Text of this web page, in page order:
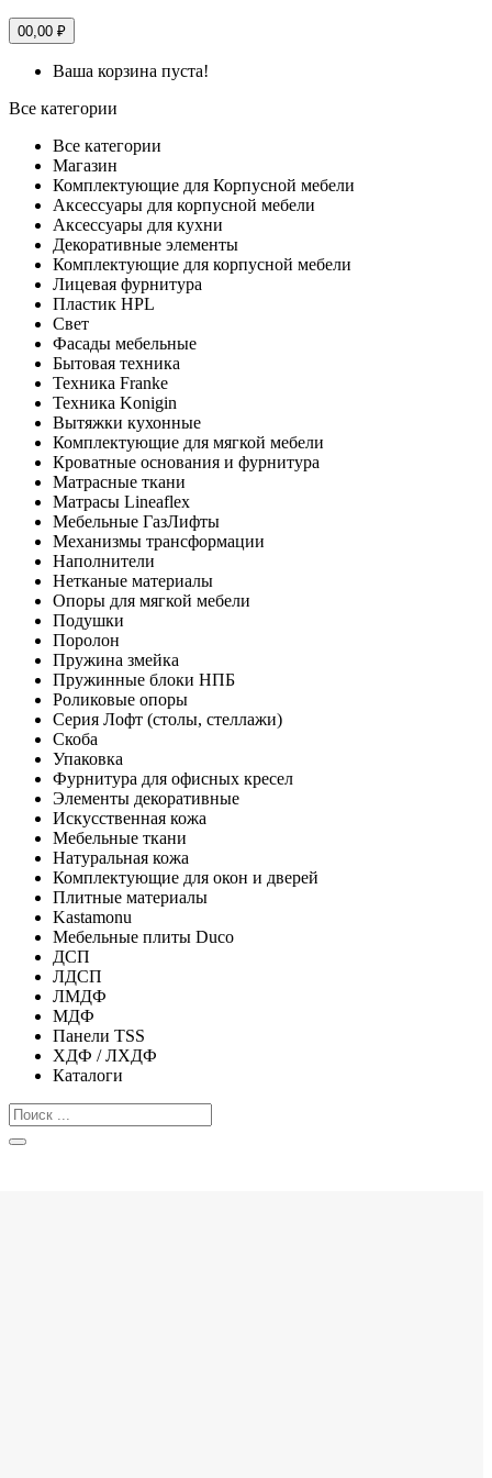
00,00 ₽
Ваша корзина пуста!
Все категории
Все категории
Магазин
Комплектующие для Корпусной мебели
Аксессуары для корпусной мебели
Аксессуары для кухни
Декоративные элементы
Комплектующие для корпусной мебели
Лицевая фурнитура
Пластик HPL
Свет
Фасады мебельные
Бытовая техника
Техника Franke
Техника Konigin
Вытяжки кухонные
Комплектующие для мягкой мебели
Кроватные основания и фурнитура
Матрасные ткани
Матрасы Lineaflex
Мебельные ГазЛифты
Механизмы трансформации
Наполнители
Нетканые материалы
Опоры для мягкой мебели
Подушки
Поролон
Пружина змейка
Пружинные блоки НПБ
Роликовые опоры
Серия Лофт (столы, стеллажи)
Скоба
Упаковка
Фурнитура для офисных кресел
Элементы декоративные
Искусственная кожа
Мебельные ткани
Натуральная кожа
Комплектующие для окон и дверей
Плитные материалы
Kastamonu
Мебельные плиты Duco
ДСП
ЛДСП
ЛМДФ
МДФ
Панели TSS
ХДФ / ЛХДФ
Каталоги